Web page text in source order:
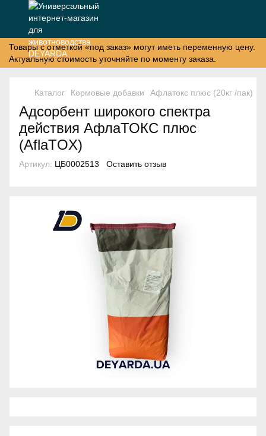
Товары с отметкой «под заказ» могут иметь переменную цену.
Актуальную стоимость уточняйте по моменту заказа.
Каталог Кормовые добавки Афлатокс плюс (20кг /пак)
Адсорбент широкого спектра
действия АфлаТОКС плюс
(AflaTOX)
Артикул: ЦБ0002513 Оставить отзыв